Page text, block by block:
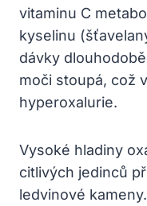
vitaminu C
kyselinu
dávky
moči stoupá, což
hyperoxalurie.
Vysoké hladiny
citlivých jedinců
ledvinové